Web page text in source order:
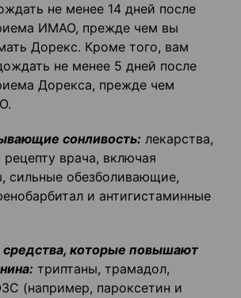
не менее 14 дней после
ИМАО, прежде чем вы
Дорекс. Кроме того, вам
не менее 5 дней после
Дорекса, прежде чем
сонливость: лекарства,
врача, включая
сильные обезболивающие,
и антигистаминные
которые повышают
триптаны, трамадол,
(например, пароксетин и